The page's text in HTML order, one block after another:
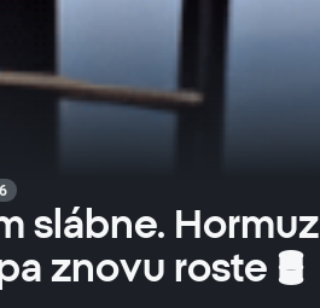
slábne. Hormuz
znovu roste 🛢️